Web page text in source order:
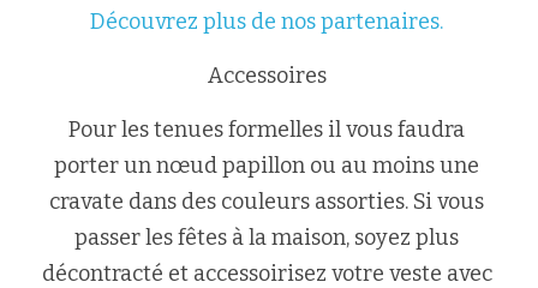
Découvrez plus de nos partenaires.
Accessoires
Pour les tenues formelles il vous faudra
porter un nœud papillon ou au moins une
cravate dans des couleurs assorties. Si vous
passer les fêtes à la maison, soyez plus
décontracté et accessoirisez votre veste avec